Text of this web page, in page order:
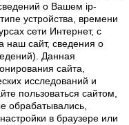
о Вашем ip-
устройства, времени
сети Интернет, с
наш сайт, сведения о
Данная
сайта,
исследований и
пользоваться сайтом,
обрабатывались,
в браузере или